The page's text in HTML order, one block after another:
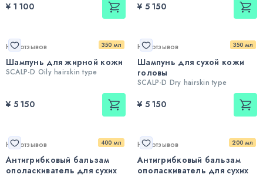
¥ 1 100 ¥ 5 150
350 мл
Нет отзывов
Шампунь для жирной кожи
SCALP-D Oily hairskin type
¥ 5 150
350 мл
Нет отзывов
Шампунь для сухой кожи
головы
SCALP-D Dry hairskin type
¥ 5 150
400 мл
Нет отзывов
Антигрибковый бальзам
ополаскиватель для сухих
200 мл
Нет отзывов
Антигрибковый бальзам
ополаскиватель для сухих